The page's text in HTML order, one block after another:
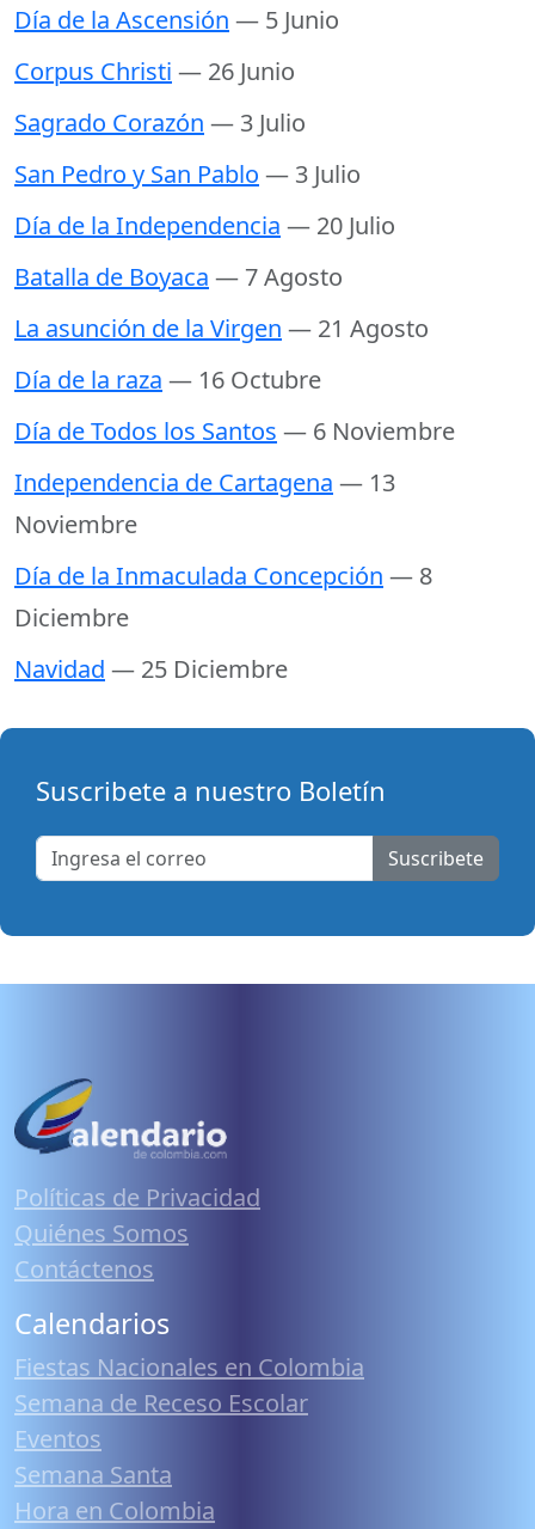
Día de la Ascensión — 5 Junio
Corpus Christi — 26 Junio
Sagrado Corazón — 3 Julio
San Pedro y San Pablo — 3 Julio
Día de la Independencia — 20 Julio
Batalla de Boyaca — 7 Agosto
La asunción de la Virgen — 21 Agosto
Día de la raza — 16 Octubre
Día de Todos los Santos — 6 Noviembre
Independencia de Cartagena — 13
Noviembre
Día de la Inmaculada Concepción — 8
Diciembre
Navidad — 25 Diciembre
Suscribete a nuestro Boletín
Suscribete
Políticas de Privacidad
Quiénes Somos
Contáctenos
Calendarios
Fiestas Nacionales en Colombia
Semana de Receso Escolar
Eventos
Semana Santa
Hora en Colombia